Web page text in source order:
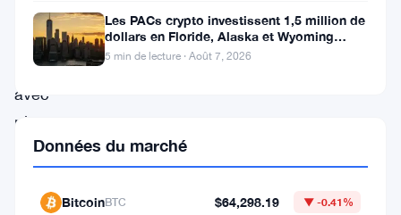
début
2025,
avec
plus
000
Les PACs crypto investissent 1,5 million de
dollars en Floride, Alaska et Wyoming
après un revers au Michigan
5 min de lecture · Août 7, 2026
Données du marché
BitcoinBTC $64,298.19 ▼ -0.41%